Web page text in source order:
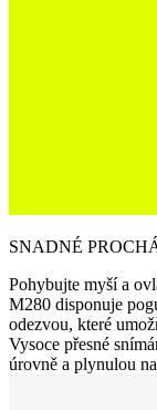
SNADNÉ
Pohybujte myší a
M280 disponuje
odezvou, které
Vysoce přesné
úrovně a plynulou